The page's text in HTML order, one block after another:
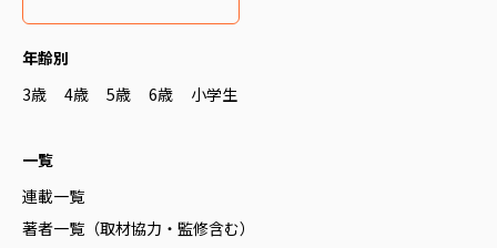
年齢別
3歳
4歳 5歳 6歳 小学生
一覧
連載一覧
著者一覧（取材協力・監修含む）